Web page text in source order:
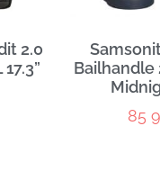
2.0
Bailhandle
85